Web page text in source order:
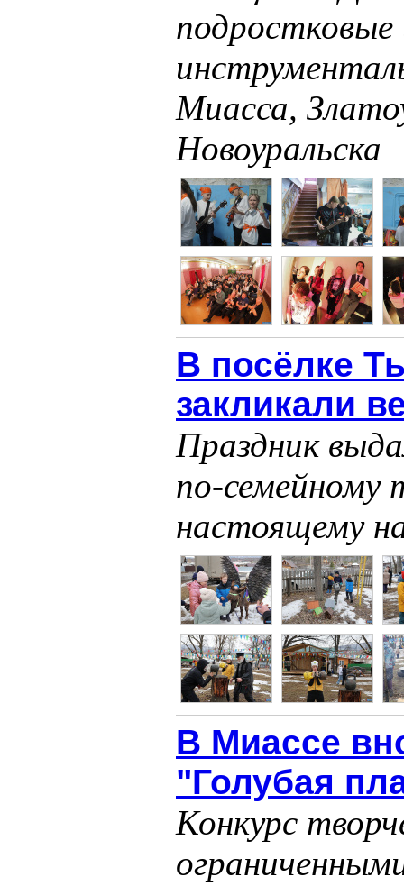
Миасса,
Новоуральска
В посёлке
закликали
Праздник
по-семейному
настоящему
В Миассе
"Голубая
Конкурс